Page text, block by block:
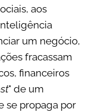
aos
um negócio,
fracassam
financeiros
" de um
se propaga por